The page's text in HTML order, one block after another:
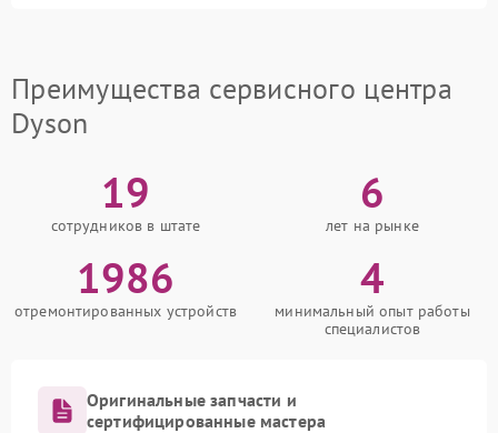
Преимущества сервисного центра
Dyson
19
сотрудников в штате
6
лет на рынке
1986
отремонтированных устройств
4
минимальный опыт работы
специалистов
Оригинальные запчасти и
сертифицированные мастера